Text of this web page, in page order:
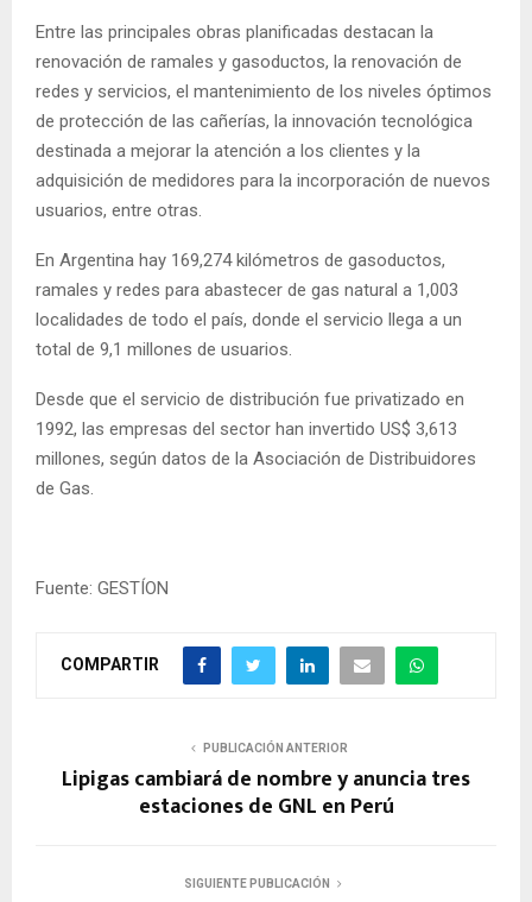
Entre las principales obras planificadas destacan la
renovación de ramales y gasoductos, la renovación de
redes y servicios, el mantenimiento de los niveles óptimos
de protección de las cañerías, la innovación tecnológica
destinada a mejorar la atención a los clientes y la
adquisición de medidores para la incorporación de nuevos
usuarios, entre otras.
En Argentina hay 169,274 kilómetros de gasoductos,
ramales y redes para abastecer de gas natural a 1,003
localidades de todo el país, donde el servicio llega a un
total de 9,1 millones de usuarios.
Desde que el servicio de distribución fue privatizado en
1992, las empresas del sector han invertido US$ 3,613
millones, según datos de la Asociación de Distribuidores
de Gas.
Fuente: GESTÍON
COMPARTIR
PUBLICACIÓN ANTERIOR
Lipigas cambiará de nombre y anuncia tres
estaciones de GNL en Perú
SIGUIENTE PUBLICACIÓN